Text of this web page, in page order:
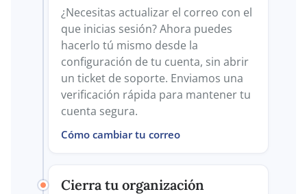
¿Necesitas actualizar el correo con el
que inicias sesión? Ahora puedes
hacerlo tú mismo desde la
configuración de tu cuenta, sin abrir
un ticket de soporte. Enviamos una
verificación rápida para mantener tu
cuenta segura.
Cómo cambiar tu correo
Cierra tu organización